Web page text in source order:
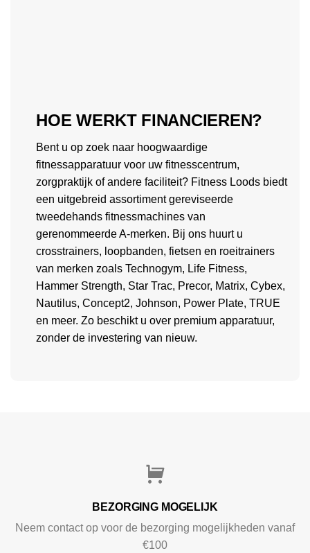
HOE WERKT FINANCIEREN?
Bent u op zoek naar hoogwaardige
fitnessapparatuur voor uw fitnesscentrum,
zorgpraktijk of andere faciliteit? Fitness Loods biedt
een uitgebreid assortiment gereviseerde
tweedehands fitnessmachines van
gerenommeerde A-merken. Bij ons huurt u
crosstrainers, loopbanden, fietsen en roeitrainers
van merken zoals Technogym, Life Fitness,
Hammer Strength, Star Trac, Precor, Matrix, Cybex,
Nautilus, Concept2, Johnson, Power Plate, TRUE
en meer. Zo beschikt u over premium apparatuur,
zonder de investering van nieuw.
BEZORGING MOGELIJK
Neem contact op voor de bezorging mogelijkheden vanaf
€100